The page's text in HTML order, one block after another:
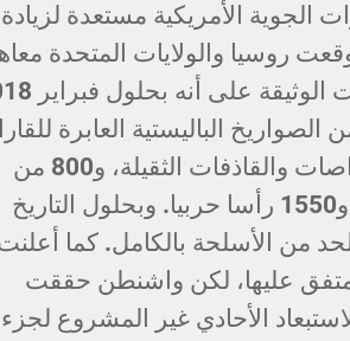
الجوية الأمريكية مستعدة لزيادة
روسيا والولايات المتحدة
يمكن أن تتجاوز ترسانات كل دولة 700 من الصواريخ الباليستية العابرة
المنتشرة، بما في ذلك الصواريخ على الغواصات والقاذفات الثقيلة، و800 من
منصات الإطلاق المنتشرة وغير المنتشرة، و1550 رأسا حربيا. وبحلول التاريخ
من الأسلحة بالكامل. كما
عليها، لكن واشنطن حققت
الأحادي غير المشروع